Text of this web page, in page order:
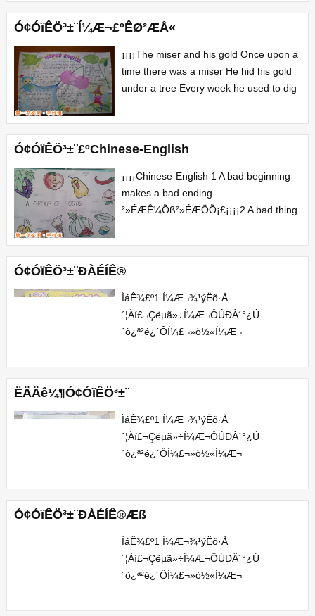
´£¬°æÈ¨¹éÊôÔ­
×÷ÕßËùÓÐ¡£ÔÚ±¾Õ¾Õ¹Ê¾½öÎª...
Ó¢ÓïÊÖ³­±¨Í¼Æ¬£ºÊØ²ÆÅ«
¡¡¡¡The miser and his gold Once upon a
time there was a miser He hid his gold
under a tree Every week he used to dig
Ó¢ÓïÊÖ³­±¨£ºChinese-English
¡¡¡¡Chinese-English 1 A bad beginning
makes a bad ending
²»ÉÆÊ¼Õß²»ÉÆÖÕ¡£¡¡¡¡2 A bad thing
workman always blames his...
Ó¢ÓïÊÖ³­±¨ÐÀÉÍÊ®
ÌáÊ¾£º1 Í¼Æ¬¾­¹ýËõ·Å
´¦Àí£¬Çëµã»÷Í¼Æ¬ÔÚÐÂ´°¿Ú
´ò¿ª²é¿´Ô­Í¼£¬»ò½«Í¼Æ¬
±¨Í¼Æ¬ÎªÍøÓÑÍÆ¼ö¶øÀ
´£¬°æÈ¨¹éÊôÔ­
×÷ÕßËùÓÐ¡£ÔÚ±¾Õ¾Õ¹Ê¾½öÎª...
ËÄÄê¼¶Ó¢ÓïÊÖ³­±¨
ÌáÊ¾£º1 Í¼Æ¬¾­¹ýËõ·Å
´¦Àí£¬Çëµã»÷Í¼Æ¬ÔÚÐÂ´°¿Ú
´ò¿ª²é¿´Ô­Í¼£¬»ò½«Í¼Æ¬
±¨Í¼Æ¬ÎªÍøÓÑÍÆ¼ö¶øÀ
´£¬°æÈ¨¹éÊôÔ­
×÷ÕßËùÓÐ¡£ÔÚ±¾Õ¾Õ¹Ê¾½öÎª...
Ó¢ÓïÊÖ³­±¨ÐÀÉÍÊ®Æß
ÌáÊ¾£º1 Í¼Æ¬¾­¹ýËõ·Å
´¦Àí£¬Çëµã»÷Í¼Æ¬ÔÚÐÂ´°¿Ú
´ò¿ª²é¿´Ô­Í¼£¬»ò½«Í¼Æ¬
±¨Í¼Æ¬ÎªÍøÓÑÍÆ¼ö¶øÀ